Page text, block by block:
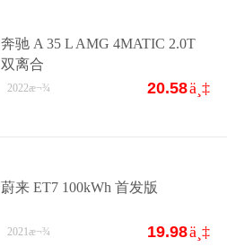
奔驰 A 35 L AMG 4MATIC 2.0T
双离合
20.58ä¸‡
2022æ¬¾
蔚来 ET7 100kWh 首发版
19.98ä¸‡
2021æ¬¾